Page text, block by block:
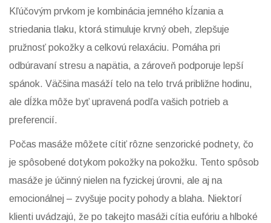
Kľúčovým prvkom je kombinácia jemného kĺzania a
striedania tlaku, ktorá stimuluje krvný obeh, zlepšuje
pružnosť pokožky a celkovú relaxáciu. Pomáha pri
odbúravaní stresu a napätia, a zároveň podporuje lepší
spánok. Väčšina masáží telo na telo trvá približne hodinu,
ale dĺžka môže byť upravená podľa vašich potrieb a
preferencií.
Počas masáže môžete cítiť rôzne senzorické podnety, čo
je spôsobené dotykom pokožky na pokožku. Tento spôsob
masáže je účinný nielen na fyzickej úrovni, ale aj na
emocionálnej – zvyšuje pocity pohody a blaha. Niektorí
klienti uvádzajú, že po takejto masáži cítia eufóriu a hlboké